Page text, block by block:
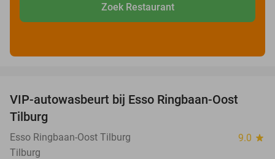
Zoek Restaurant
42%
VIP-autowasbeurt bij Esso Ringbaan-Oost
Tilburg
Esso Ringbaan-Oost Tilburg 9.0 star
Tilburg